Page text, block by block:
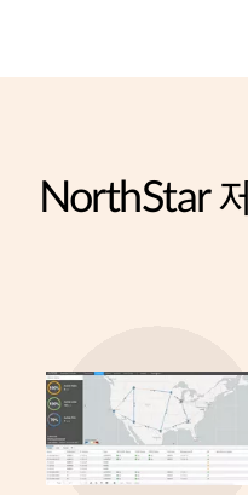
NorthStar